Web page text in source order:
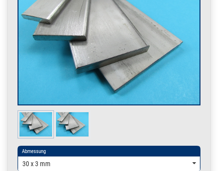
Abmessung
30 x 3 mm